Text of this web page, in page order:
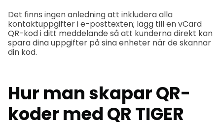
Det finns ingen anledning att inkludera alla
kontaktuppgifter i e-posttexten; lägg till en vCard
QR-kod i ditt meddelande så att kunderna direkt kan
spara dina uppgifter på sina enheter när de skannar
din kod.
Hur man skapar QR-
koder med QR TIGER